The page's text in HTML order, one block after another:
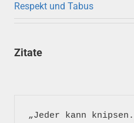
Respekt und Tabus
Zitate
„Jeder kann